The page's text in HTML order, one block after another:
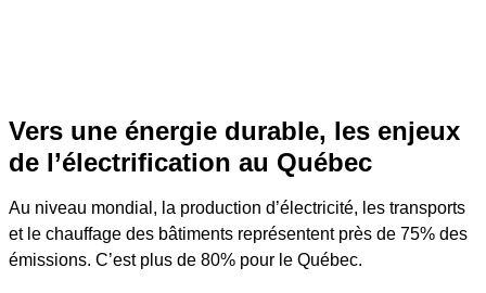
Vers une énergie durable, les enjeux
de l’électrification au Québec
Au niveau mondial, la production d’électricité, les transports
et le chauffage des bâtiments représentent près de 75% des
émissions. C’est plus de 80% pour le Québec.